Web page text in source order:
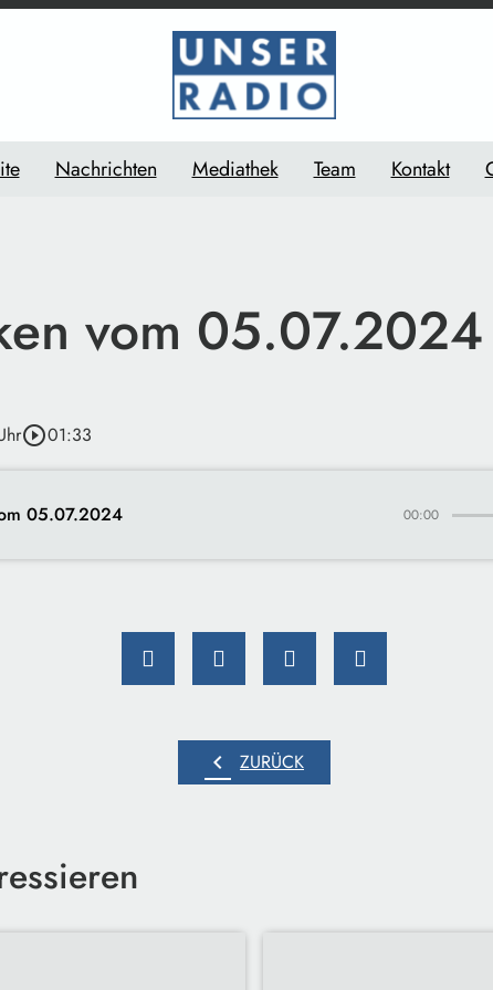
Nachrichten Mediathek Team Kontakt
vom 05.07.2024
play_circle_outline01:33
05.07.2024 00:00
chevron_left ZURÜCK